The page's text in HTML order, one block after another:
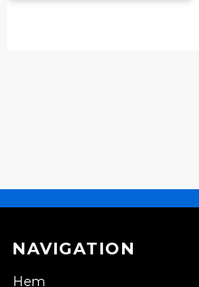
NAVIGATION
Hem